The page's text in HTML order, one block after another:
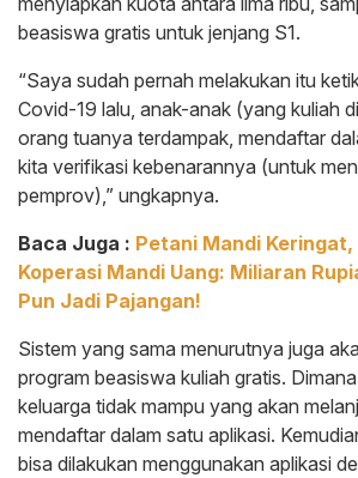
beasiswa gratis untuk jenjang S1.
“Saya sudah pernah melakukan itu
Covid-19 lalu, anak-anak (yang kuliah
orang tuanya terdampak, mendaftar
kita verifikasi kebenarannya (untuk
pemprov),” ungkapnya.
Baca Juga : Petani Mandi Keringat,
Koperasi Mandi Uang: Miliaran
Pun Jadi Pajangan!
Sistem yang sama menurutnya juga
program beasiswa kuliah gratis.
keluarga tidak mampu yang akan
mendaftar dalam satu aplikasi.
bisa dilakukan menggunakan aplikasi